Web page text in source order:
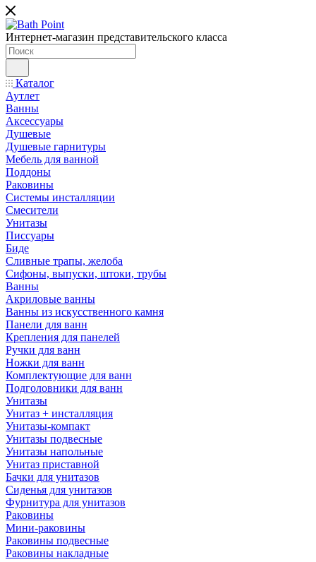
Интернет-магазин представительского класса
Каталог
Аутлет
Ванны
Аксессуары
Душевые
Душевые гарнитуры
Мебель для ванной
Поддоны
Раковины
Системы инсталляции
Смесители
Унитазы
Писсуары
Биде
Сливные трапы, желоба
Сифоны, выпуски, штоки, трубы
Ванны
Акриловые ванны
Ванны из искусственного камня
Панели для ванн
Крепления для панелей
Ручки для ванн
Ножки для ванн
Комплектующие для ванн
Подголовники для ванн
Унитазы
Унитаз + инсталляция
Унитазы-компакт
Унитазы подвесные
Унитазы напольные
Унитаз приставной
Бачки для унитазов
Сиденья для унитазов
Фурнитура для унитазов
Раковины
Мини-раковины
Раковины подвесные
Раковины накладные